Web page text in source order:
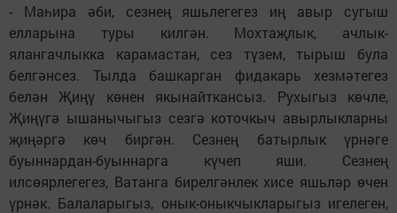
- Маһира әби, сезнең яшьлегегез иң авыр сугыш
елларына туры килгән. Мохтаҗлык, ачлык-
ялангачлыкка карамастан, сез түзем, тырыш була
белгәнсез. Тылда башкарган фидакарь хезмәтегез
белән Җиңү көнен якынайткансыз. Рухыгыз көчле,
Җиңүгә ышанычыгыз сезгә коточкыч авырлыкларны
җиңәргә көч биргән. Сезнең батырлык үрнәге
буыннардан-буыннарга күчеп яши. Сезнең
илсөярлегегез, Ватанга бирелгәнлек хисе яшьләр өчен
үрнәк. Балаларыгыз, онык-оныкчыкларыгыз игелеген,